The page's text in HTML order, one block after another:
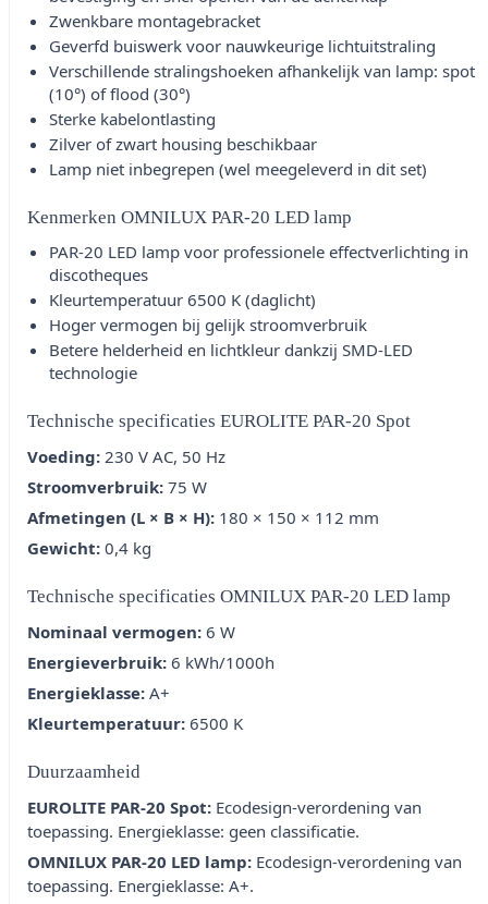
Zwenkbare montagebracket
Geverfd buiswerk voor nauwkeurige lichtuitstraling
Verschillende stralingshoeken afhankelijk van lamp: spot
(10°) of flood (30°)
Sterke kabelontlasting
Zilver of zwart housing beschikbaar
Lamp niet inbegrepen (wel meegeleverd in dit set)
Kenmerken OMNILUX PAR-20 LED lamp
PAR-20 LED lamp voor professionele effectverlichting in
discotheques
Kleurtemperatuur 6500 K (daglicht)
Hoger vermogen bij gelijk stroomverbruik
Betere helderheid en lichtkleur dankzij SMD-LED
technologie
Technische specificaties EUROLITE PAR-20 Spot
Voeding: 230 V AC, 50 Hz
Stroomverbruik: 75 W
Afmetingen (L × B × H): 180 × 150 × 112 mm
Gewicht: 0,4 kg
Technische specificaties OMNILUX PAR-20 LED lamp
Nominaal vermogen: 6 W
Energieverbruik: 6 kWh/1000h
Energieklasse: A+
Kleurtemperatuur: 6500 K
Duurzaamheid
EUROLITE PAR-20 Spot: Ecodesign-verordening van
toepassing. Energieklasse: geen classificatie.
OMNILUX PAR-20 LED lamp: Ecodesign-verordening van
toepassing. Energieklasse: A+.